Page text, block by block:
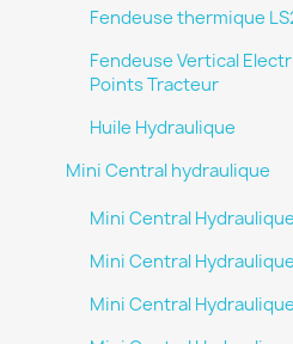
Fendeuse thermique
Fendeuse Vertical
Points Tracteur
Huile Hydraulique
Mini Central hydraulique
Mini Central
Mini Central
Mini Central